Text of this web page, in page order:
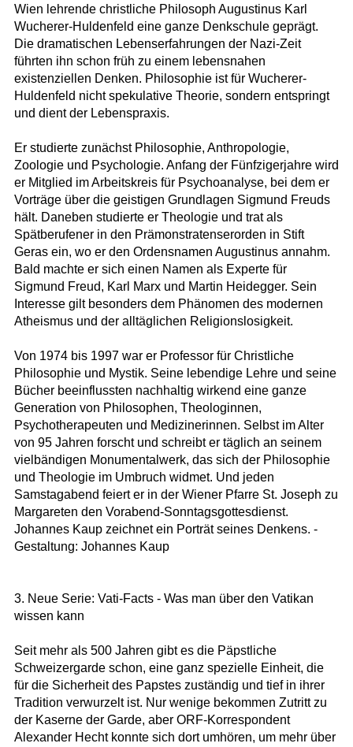
Wien lehrende christliche Philosoph Augustinus Karl
Wucherer-Huldenfeld eine ganze Denkschule geprägt.
Die dramatischen Lebenserfahrungen der Nazi-Zeit
führten ihn schon früh zu einem lebensnahen
existenziellen Denken. Philosophie ist für Wucherer-
Huldenfeld nicht spekulative Theorie, sondern entspringt
und dient der Lebenspraxis.
Er studierte zunächst Philosophie, Anthropologie,
Zoologie und Psychologie. Anfang der Fünfzigerjahre wird
er Mitglied im Arbeitskreis für Psychoanalyse, bei dem er
Vorträge über die geistigen Grundlagen Sigmund Freuds
hält. Daneben studierte er Theologie und trat als
Spätberufener in den Prämonstratenserorden in Stift
Geras ein, wo er den Ordensnamen Augustinus annahm.
Bald machte er sich einen Namen als Experte für
Sigmund Freud, Karl Marx und Martin Heidegger. Sein
Interesse gilt besonders dem Phänomen des modernen
Atheismus und der alltäglichen Religionslosigkeit.
Von 1974 bis 1997 war er Professor für Christliche
Philosophie und Mystik. Seine lebendige Lehre und seine
Bücher beeinflussten nachhaltig wirkend eine ganze
Generation von Philosophen, Theologinnen,
Psychotherapeuten und Medizinerinnen. Selbst im Alter
von 95 Jahren forscht und schreibt er täglich an seinem
vielbändigen Monumentalwerk, das sich der Philosophie
und Theologie im Umbruch widmet. Und jeden
Samstagabend feiert er in der Wiener Pfarre St. Joseph zu
Margareten den Vorabend-Sonntagsgottesdienst.
Johannes Kaup zeichnet ein Porträt seines Denkens. -
Gestaltung: Johannes Kaup
3. Neue Serie: Vati-Facts - Was man über den Vatikan
wissen kann
Seit mehr als 500 Jahren gibt es die Päpstliche
Schweizergarde schon, eine ganz spezielle Einheit, die
für die Sicherheit des Papstes zuständig und tief in ihrer
Tradition verwurzelt ist. Nur wenige bekommen Zutritt zu
der Kaserne der Garde, aber ORF-Korrespondent
Alexander Hecht konnte sich dort umhören, um mehr über